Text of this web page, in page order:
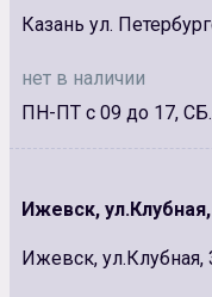
Казань ул.
нет в наличии
ПН-ПТ с 09 до 17,
Ижевск,
Ижевск, ул.Клубная,